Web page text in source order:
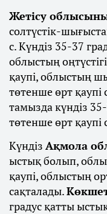
Жетісу
солтүстік-
с. Күндіз 35-37
облыстың
қаупі, облыстың
төтенше өрт қаупі
тамызда күндіз
төтенше өрт қаупі
Күндіз Ақмола
ыстық болып,
қаупі, облыстың
сақталады.
градус қатты